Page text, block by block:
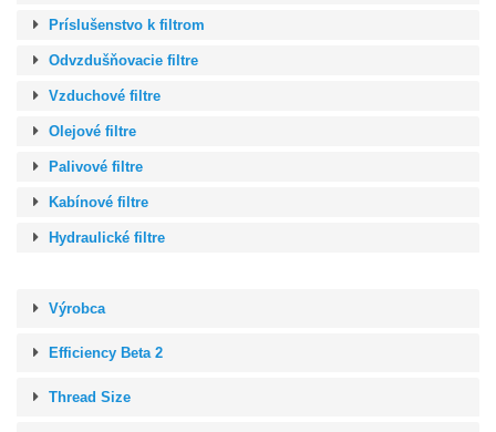
Príslušenstvo k filtrom
Odvzdušňovacie filtre
Vzduchové filtre
Olejové filtre
Palivové filtre
Kabínové filtre
Hydraulické filtre
Výrobca
Efficiency Beta 2
Thread Size